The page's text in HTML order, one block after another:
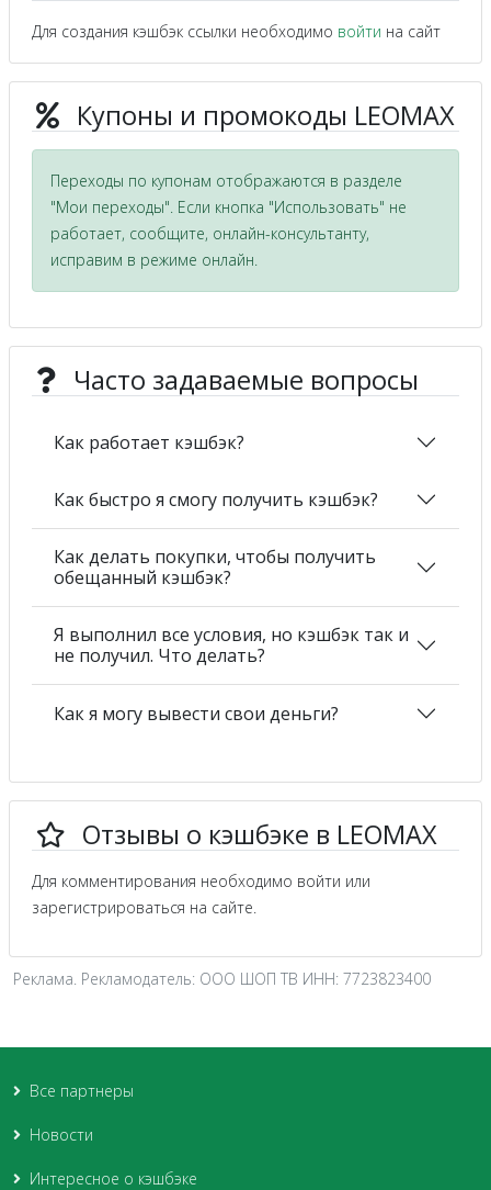
Для создания кэшбэк ссылки необходимо войти на сайт
Купоны и промокоды LEOMAX
Переходы по купонам отображаются в разделе
"Мои переходы". Если кнопка "Использовать" не
работает, сообщите, онлайн-консультанту,
исправим в режиме онлайн.
Часто задаваемые вопросы
Как работает кэшбэк?
Как быстро я смогу получить кэшбэк?
Как делать покупки, чтобы получить
обещанный кэшбэк?
Я выполнил все условия, но кэшбэк так и
не получил. Что делать?
Как я могу вывести свои деньги?
Отзывы о кэшбэке в LEOMAX
Для комментирования необходимо войти или
зарегистрироваться на сайте.
Реклама. Рекламодатель: ООО ШОП ТВ ИНН: 7723823400
Все партнеры
Новости
Интересное о кэшбэке